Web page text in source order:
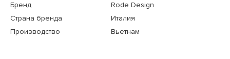
Бренд
Rode Design
Страна бренда
Италия
Производство
Вьетнам